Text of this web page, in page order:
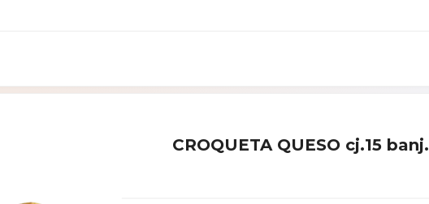
CROQUETA QUESO cj.15 banj.